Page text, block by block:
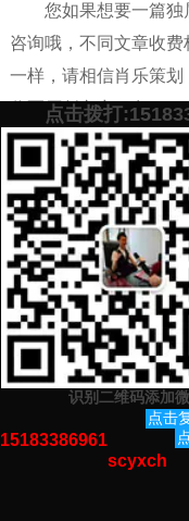
您如果想要一篇
咨询哦，不同文章收
一样，请相信肖乐策
代写原创文章服务。
预约营销老师 添加
案！
上一篇：关于树立公司员
台该如何收费）
下一篇：关于坚守岗位认
收费）
猜你感兴趣的内容
暂无相关文章！
点击拨打
识别二维码添加
点击
15183386961
scyxch